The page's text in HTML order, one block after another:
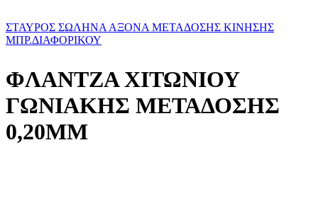
ΣΤΑΥΡΟΣ ΣΩΛΗΝΑ ΑΞΟΝΑ ΜΕΤΑΔΟΣΗΣ ΚΙΝΗΣΗΣ
ΜΠΡ.ΔΙΑΦΟΡΙΚΟΥ
ΦΛΑΝΤΖΑ ΧΙΤΩΝΙΟΥ
ΓΩΝΙΑΚΗΣ ΜΕΤΑΔΟΣΗΣ
0,20ΜΜ